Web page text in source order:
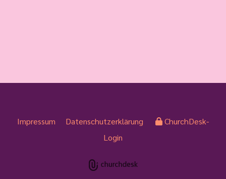
Impressum Datenschutzerklärung
ChurchDesk-
Login